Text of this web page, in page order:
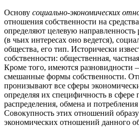
Основу социально-экономических
отношения собственности на
определяют целевую направленность
(в чьих интересах оно ведется),
общества, его тип. Исторически
собственности: общественная,
Кроме того, имеются
смешанные формы собственности.
пронизывают все сферы
определяя их специфичность в сфере
распределения, обмена и
Совокупность этих отношений
экономических отношений данного